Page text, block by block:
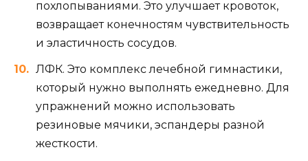
похлопываниями. Это улучшает кровоток,
возвращает конечностям чувствительность
и эластичность сосудов.
ЛФК. Это комплекс лечебной гимнастики,
который нужно выполнять ежедневно. Для
упражнений можно использовать
резиновые мячики, эспандеры разной
жесткости.